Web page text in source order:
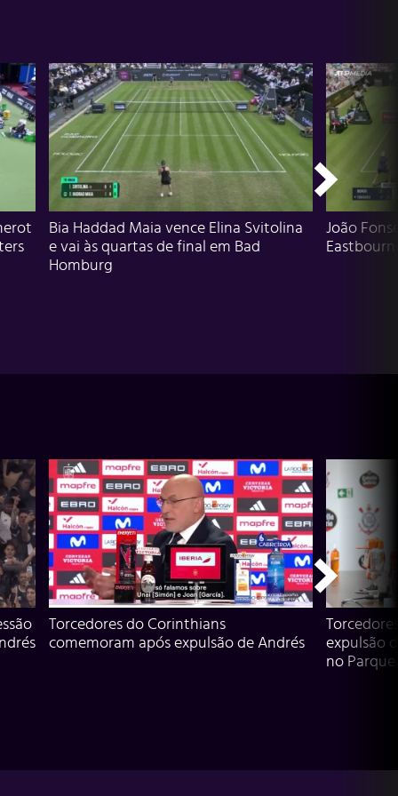
Bia Haddad Maia vence Elina Svitolina
e vai às quartas de final em Bad
Homburg
João
Torcedores do Corinthians
comemoram após expulsão de Andrés
expulsão
no Parque